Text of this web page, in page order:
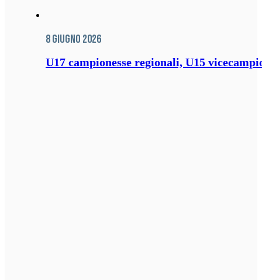
8 Giugno 2026
U17 campionesse regionali, U15